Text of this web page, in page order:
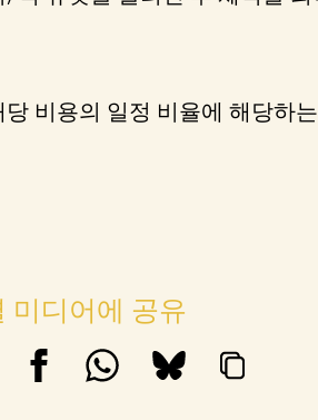
비용의 일정 비율에 해당하
미디어에 공유